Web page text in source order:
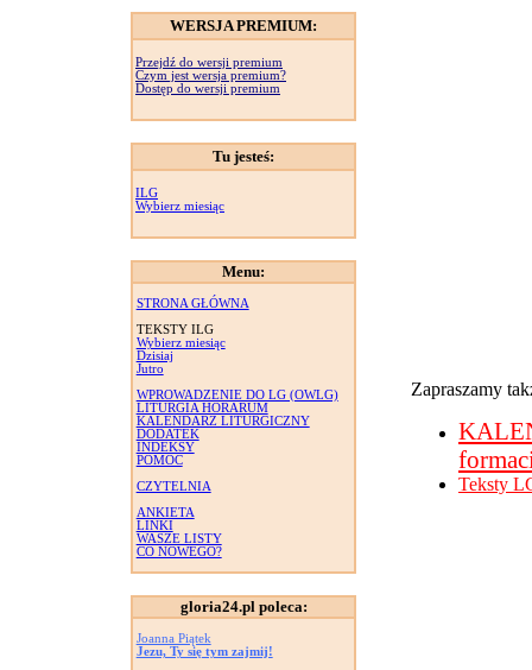
WERSJA PREMIUM:
Przejdź do wersji premium
Czym jest wersja premium?
Dostęp do wersji premium
Tu jesteś:
ILG
Wybierz miesiąc
Menu:
STRONA GŁÓWNA
TEKSTY ILG
Wybierz miesiąc
Dzisiaj
Jutro
WPROWADZENIE DO LG (OWLG)
LITURGIA HORARUM
KALENDARZ LITURGICZNY
DODATEK
INDEKSY
POMOC
CZYTELNIA
ANKIETA
LINKI
WASZE LISTY
CO NOWEGO?
gloria24.pl poleca:
Joanna Piątek
Jezu, Ty się tym zajmij!
Zapraszamy
Teksty